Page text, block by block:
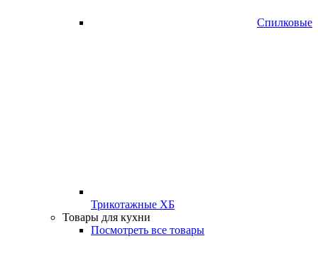
Спилковые
Трикотажные ХБ
Товары для кухни
Посмотреть все товары